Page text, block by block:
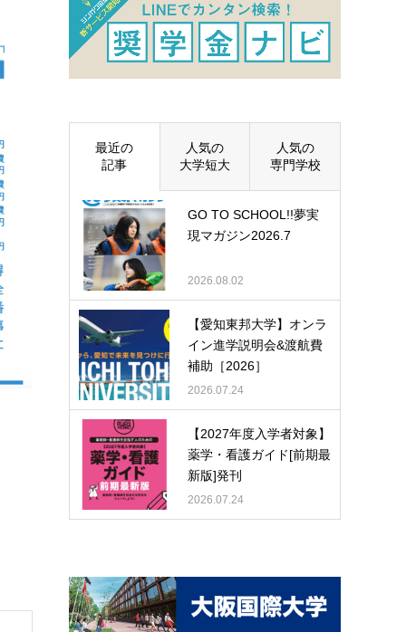
最近の
記事
人気の
大学短大
人気の
専門学校
GO TO SCHOOL!!夢実
現マガジン2026.7
2026.08.02
【愛知東邦大学】オンラ
イン進学説明会&渡航費
補助［2026］
2026.07.24
【2027年度入学者対象】
薬学・看護ガイド[前期最
新版]発刊
2026.07.24